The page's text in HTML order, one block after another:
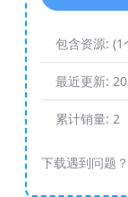
包含资源: (1
最近更新:
累计销量: 2
下载遇到问题